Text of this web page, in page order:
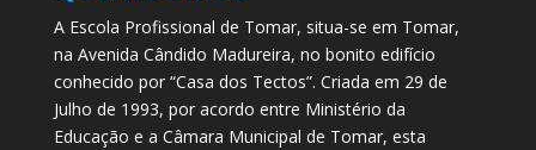
A Escola Profissional de Tomar, situa-se em Tomar,
na Avenida Cândido Madureira, no bonito edifício
conhecido por “Casa dos Tectos”. Criada em 29 de
Julho de 1993, por acordo entre Ministério da
Educação e a Câmara Municipal de Tomar, esta